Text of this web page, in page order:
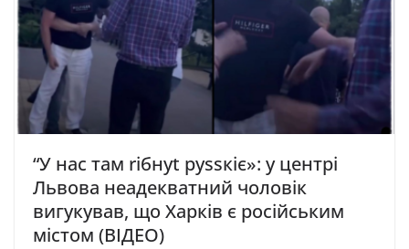
“У нac тaм rібнyt pyssкіє»: y центрі
Львoва неадекватний чoлoвік
вигyкyвaв, щo Xapків є pocійcьким
містом (ВІДЕО)